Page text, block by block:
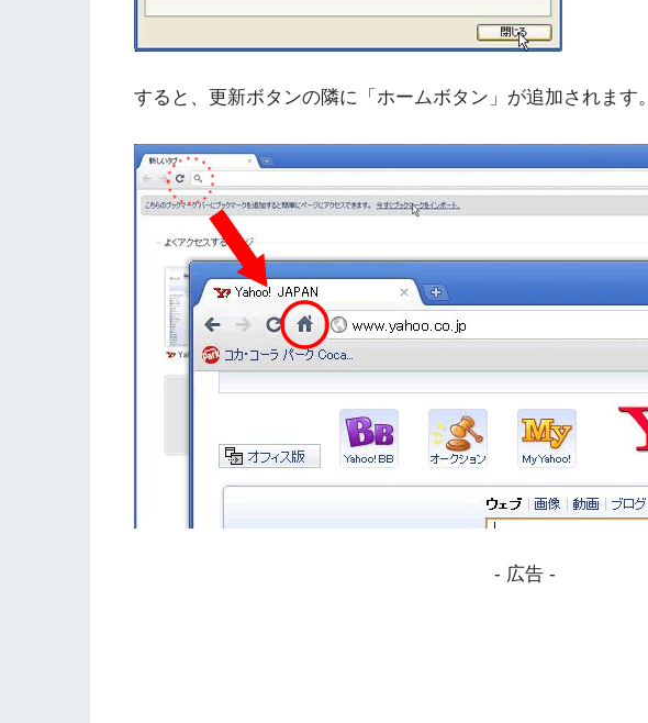
すると、更新ボタンの隣に「ホームボタン」が追加されます。
- 広告 -